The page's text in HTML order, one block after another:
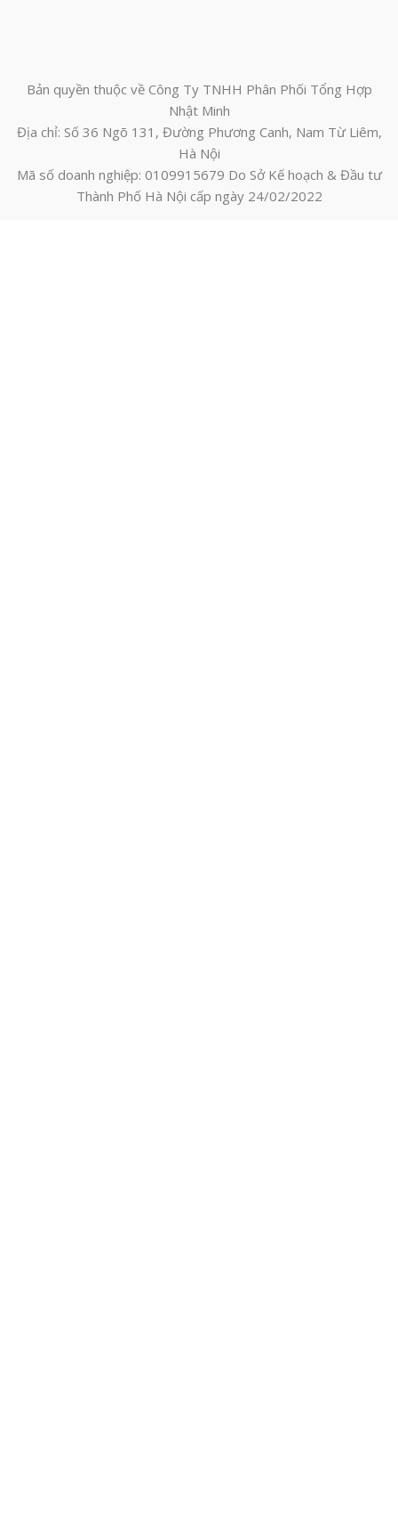
Bản quyền thuộc về Công Ty TNHH Phân Phối Tổng Hợp
Nhật Minh
Địa chỉ: Số 36 Ngõ 131, Đường Phương Canh, Nam Từ Liêm,
Hà Nội
Mã số doanh nghiệp: 0109915679 Do Sở Kế hoạch & Đầu tư
Thành Phố Hà Nội cấp ngày 24/02/2022